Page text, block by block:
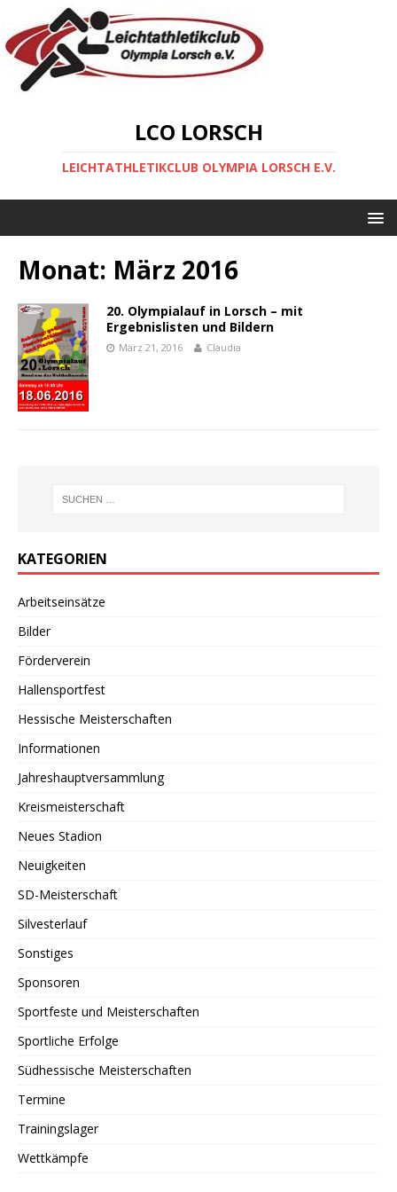
LCO LORSCH
LEICHTATHLETIKCLUB OLYMPIA LORSCH E.V.
Monat: März 2016
20. Olympialauf in Lorsch – mit
Ergebnislisten und Bildern
März 21, 2016 Claudia
KATEGORIEN
Arbeitseinsätze
Bilder
Förderverein
Hallensportfest
Hessische Meisterschaften
Informationen
Jahreshauptversammlung
Kreismeisterschaft
Neues Stadion
Neuigkeiten
SD-Meisterschaft
Silvesterlauf
Sonstiges
Sponsoren
Sportfeste und Meisterschaften
Sportliche Erfolge
Südhessische Meisterschaften
Termine
Trainingslager
Wettkämpfe